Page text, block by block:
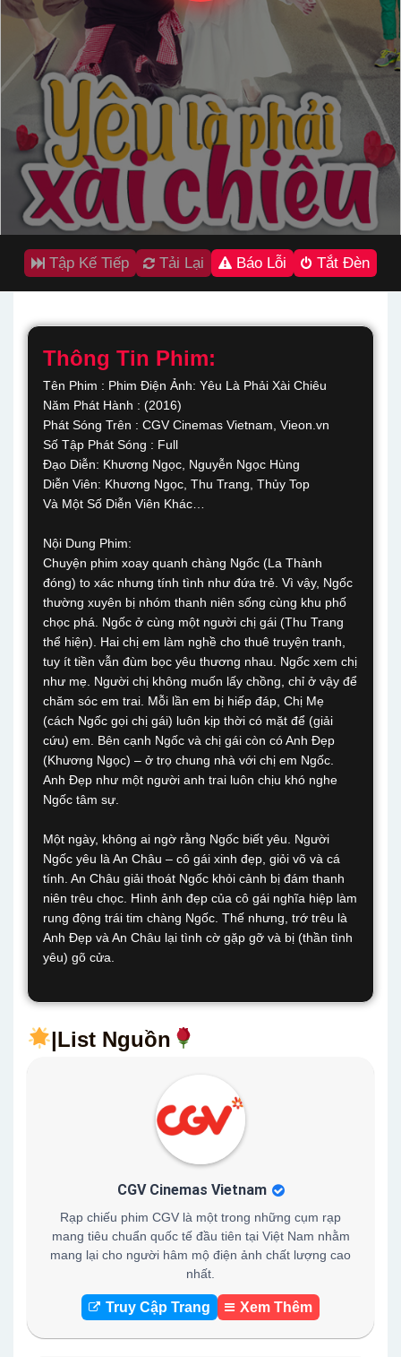
Tập Kế Tiếp Tải Lại Báo Lỗi Tắt Đèn
Thông Tin Phim:
Tên Phim : Phim Điện Ảnh: Yêu Là Phải Xài Chiêu
Năm Phát Hành : (2016)
Phát Sóng Trên : CGV Cinemas Vietnam, Vieon.vn
Số Tập Phát Sóng : Full
Đạo Diễn: Khương Ngọc, Nguyễn Ngọc Hùng
Diễn Viên: Khương Ngọc, Thu Trang, Thủy Top
Và Một Số Diễn Viên Khác…
Nội Dung Phim:
Chuyện phim xoay quanh chàng Ngốc (La Thành
đóng) to xác nhưng tính tình như đứa trẻ. Vì vậy, Ngốc
thường xuyên bị nhóm thanh niên sống cùng khu phố
chọc phá. Ngốc ở cùng một người chị gái (Thu Trang
thể hiện). Hai chị em làm nghề cho thuê truyện tranh,
tuy ít tiền vẫn đùm bọc yêu thương nhau. Ngốc xem chị
như mẹ. Người chị không muốn lấy chồng, chỉ ở vậy để
chăm sóc em trai. Mỗi lần em bị hiếp đáp, Chị Mẹ
(cách Ngốc gọi chị gái) luôn kịp thời có mặt để (giải
cứu) em. Bên cạnh Ngốc và chị gái còn có Anh Đẹp
(Khương Ngọc) – ở trọ chung nhà với chị em Ngốc.
Anh Đẹp như một người anh trai luôn chịu khó nghe
Ngốc tâm sự.
Một ngày, không ai ngờ rằng Ngốc biết yêu. Người
Ngốc yêu là An Châu – cô gái xinh đẹp, giỏi võ và cá
tính. An Châu giải thoát Ngốc khỏi cảnh bị đám thanh
niên trêu chọc. Hình ảnh đẹp của cô gái nghĩa hiệp làm
rung động trái tim chàng Ngốc. Thế nhưng, trớ trêu là
Anh Đẹp và An Châu lại tình cờ gặp gỡ và bị (thần tình
yêu) gõ cửa.
|List Nguồn
CGV Cinemas Vietnam
Rạp chiếu phim CGV là một trong những cụm rạp
mang tiêu chuẩn quốc tế đầu tiên tại Việt Nam nhằm
mang lại cho người hâm mộ điện ảnh chất lượng cao
nhất.
Truy Cập Trang Xem Thêm